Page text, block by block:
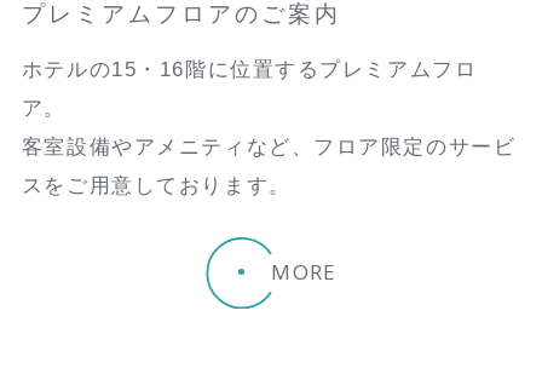
プレミアムフロアのご案内
ホテルの15・16階に位置するプレミアムフロ
ア。
客室設備やアメニティなど、フロア限定のサービ
スをご用意しております。
MORE